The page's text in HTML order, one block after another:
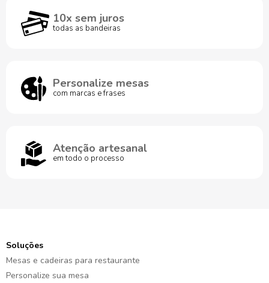
10x sem juros
todas as bandeiras
Personalize mesas
com marcas e frases
Atenção artesanal
em todo o processo
Soluções
Mesas e cadeiras para restaurante
Personalize sua mesa